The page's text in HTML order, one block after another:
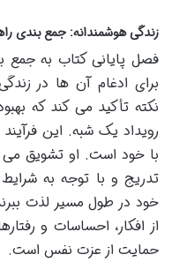
زندگی هوشمندانه: جمع بندی
فصل پایانی کتاب به جمع
برای ادغام آن ها در
نکته تأکید می کند که
رویداد یک شبه. این
با خود است. او تشویق می
تدریج و با توجه به
خود در طول مسیر لذت
از افکار، احساسات و
حمایت از عزت نفس است.